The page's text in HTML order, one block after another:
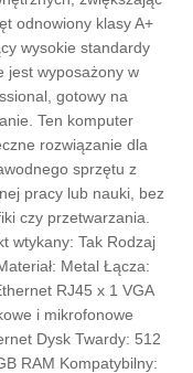
odnowiony klasy A+
wysokie standardy
jest wyposażony w
gotowy na
Ten komputer
rozwiązanie dla
sprzętu z
pracy lub nauki, bez
czy przetwarzania.
wtykany: Tak Rodzaj
Metal Łącza:
RJ45 x 1 VGA
i mikrofonowe
Dysk Twardy: 512
RAM Kompatybilny: